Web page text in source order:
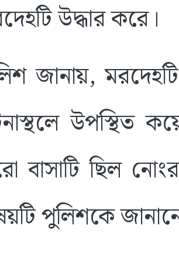
উদ্ধার করে।
জানায়,
উপস্থিত
বাসাটি ছিল
পুলিশকে